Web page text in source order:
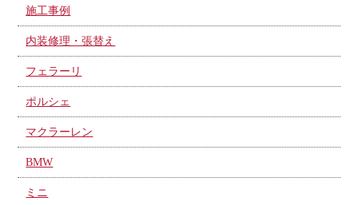
施工事例
内装修理・張替え
フェラーリ
ポルシェ
マクラーレン
BMW
ミニ